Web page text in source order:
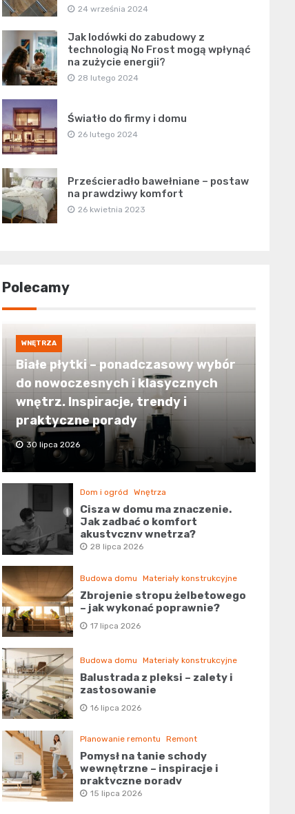
24 września 2024
Jak lodówki do zabudowy z
technologią No Frost mogą wpłynąć
na zużycie energii?
28 lutego 2024
Światło do firmy i domu
26 lutego 2024
Prześcieradło bawełniane – postaw
na prawdziwy komfort
26 kwietnia 2023
Polecamy
WNĘTRZA
Białe płytki – ponadczasowy wybór
do nowoczesnych i klasycznych
wnętrz. Inspiracje, trendy i
praktyczne porady
30 lipca 2026
Dom i ogród Wnętrza
Cisza w domu ma znaczenie.
Jak zadbać o komfort
akustyczny wnętrza?
28 lipca 2026
Budowa domu Materiały konstrukcyjne
Zbrojenie stropu żelbetowego
– jak wykonać poprawnie?
17 lipca 2026
Budowa domu Materiały konstrukcyjne
Balustrada z pleksi – zalety i
zastosowanie
16 lipca 2026
Planowanie remontu Remont
Pomysł na tanie schody
wewnętrzne – inspiracje i
praktyczne porady
15 lipca 2026